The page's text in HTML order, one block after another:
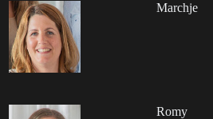
Marchje
Romy